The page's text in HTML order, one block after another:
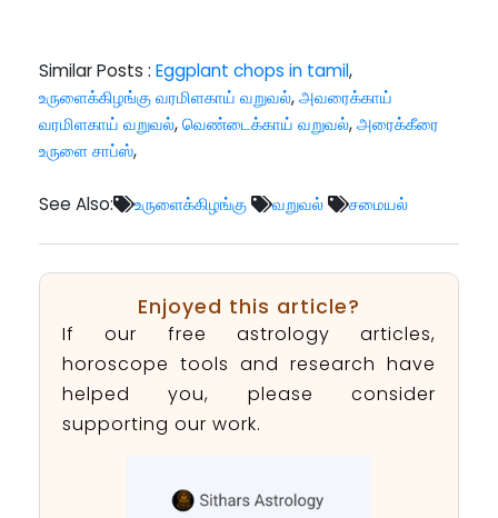
Similar Posts : Eggplant chops in tamil,
உருளைக்கிழங்கு வரமிளகாய் வறுவல்,அவரைக்காய்
வரமிளகாய் வறுவல்,வெண்டைக்காய் வறுவல்,அரைக்கீரை
உருளை சாப்ஸ்,
See Also: உருளைக்கிழங்கு வறுவல் சமையல்
Enjoyed this article?
If our free astrology articles,
horoscope tools and research have
helped you, please consider
supporting our work.